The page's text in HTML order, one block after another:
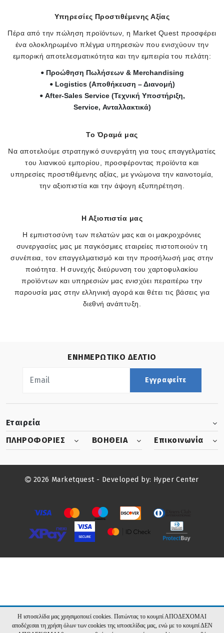
Υπηρεσίες Προστιθέμενης Αξίας
Πέρα από την πώληση προϊόντων, η Market Quest προσφέρει
ένα ολοκληρωμένο πλέγμα υπηρεσιών που ενισχύουν την
εμπορική αποτελεσματικότητα και την εμπειρία του πελάτη:
Προώθηση Πωλήσεων & Merchandising
Logistics (Αποθήκευση – Διανομή)
After-Sales Service (Τεχνική Υποστήριξη,
Service, Ανταλλακτικά)
Το Όραμά μας
Να αποτελούμε στρατηγικό συνεργάτη για τους επαγγελματίες
του λιανικού εμπορίου, προσφέροντας προϊόντα και
υπηρεσίες προστιθέμενης αξίας, με γνώμονα την καινοτομία,
την αξιοπιστία και την άψογη εξυπηρέτηση.
Η Αξιοπιστία μας
Η εμπιστοσύνη των πελατών μας και οι μακροχρόνιες
συνεργασίες μας με παγκόσμιες εταιρείες πιστοποιούν τη
συνέπεια, τον επαγγελματισμό και την προσήλωσή μας στην
ποιότητα. Η συνεχής διεύρυνση του χαρτοφυλακίου
προϊόντων και υπηρεσιών μας ενισχύει περαιτέρω την
παρουσία μας στην ελληνική αγορά και θέτει τις βάσεις για
διεθνή ανάπτυξη.
ΕΝΗΜΕΡΩΤΙΚΟ ΔΕΛΤΙΟ
Εγγραφείτε
Εταιρεία
ΠΛΗΡΟΦΟΡΙΕΣ
ΒΟΗΘΕΙΑ Επικοινωνία
2026 Marketquest - Developed by: Hyper Center
Η ιστοσελίδα μας χρησιμοποιεί cookies. Πατώντας το κουμπί ΑΠΟΔΕΧΟΜΑΙ
αποδέχεσαι τη χρήση όλων των cookies της ιστοσελίδας μας, ενώ με το κουμπί ΔΕΝ